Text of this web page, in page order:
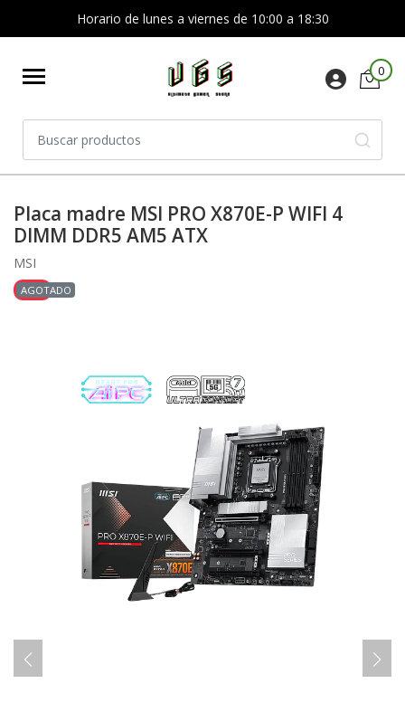
Horario de lunes a viernes de 10:00 a 18:30
0
Placa madre MSI PRO X870E-P WIFI 4
DIMM DDR5 AM5 ATX
MSI
AGOTADO
-13%